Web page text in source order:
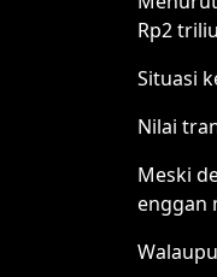
Rp2
Situasi
Nilai
Meski
enggan